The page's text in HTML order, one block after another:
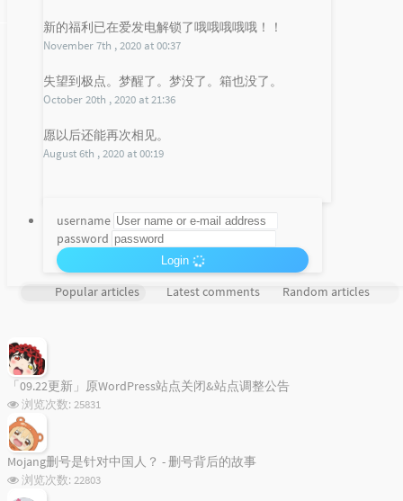
Classification Chart
新的福利已在爱发电解锁了哦哦哦哦哦！！
November 7th , 2020 at 00:37
失望到极点。梦醒了。梦没了。箱也没了。
October 20th , 2020 at 21:36
愿以后还能再次相见。
August 6th , 2020 at 00:19
username
password
Login
学校的网速
::custom:jianlegui::
Popular articles Latest comments Random articles
「09.22更新」原WordPress站点关闭&站点调整公告
浏览次数: 25831
Mojang删号是针对中国人？ - 删号背后的故事
浏览次数: 22803